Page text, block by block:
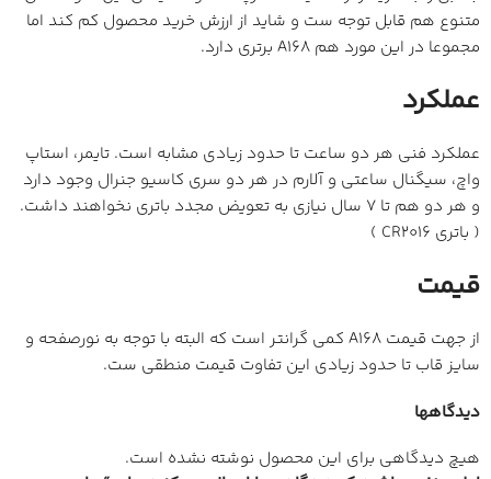
عملکرد فنی هر دو ساعت تا حدود زیادی مشابه است. تایمر، استاپ
واچ، سیگنال ساعتی و آلارم در هر دو سری کاسیو جنرال وجود دارد
( باتری CR2016 )
قیمت
از جهت قیمت A168 کمی گرانتر است که البته با توجه به نورصفحه و
سایز قاب تا حدود زیادی این تفاوت قیمت منطقی ست.
دیدگاهها
هیچ دیدگاهی برای این محصول نوشته نشده است.
اولین نفری باشید که دیدگاهی را ارسال می کنید برای “ساعت مچی
کاسیو جنرال A168WA-3AY”
برای ثبت نقد و بررسی